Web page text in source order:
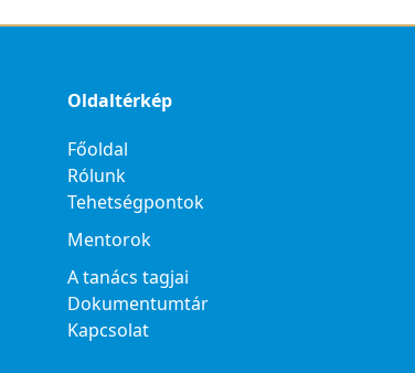
Oldaltérkép
Főoldal
Rólunk
Tehetségpontok
Mentorok
A tanács tagjai
Dokumentumtár
Kapcsolat